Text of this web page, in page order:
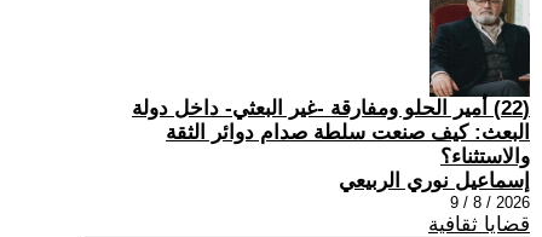
(22) أمير الحلو ومفارقة -غير البعثي- داخل دولة
البعث: كيف صنعت سلطة صدام دوائر الثقة
والاستثناء؟
إسماعيل نوري الربيعي
2026 / 8 / 9
قضايا ثقافية